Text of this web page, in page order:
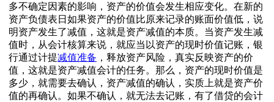
多不确定因素的影响，资产的价值会发生相应变化。在新的
资产负债表日如果资产的价值比原来记录的账面价值低，说
明资产发生了减值，这就是资产减值的本质。当资产发生减
值时，从会计核算来说，就应当以资产的现时价值记账，银
行通过计提减值准备 ，释放资产风险，真实反映资产的价
值，这就是资产减值会计的任务。那么，资产的现时价值是
多少，就需要去确认，资产减值的确认，实质上就是资产价
值的再确认。如果不确认，就无法去记账，有了借贷的会计